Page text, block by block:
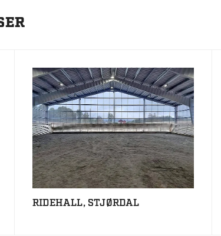
RIDEHALL, STJØRDAL